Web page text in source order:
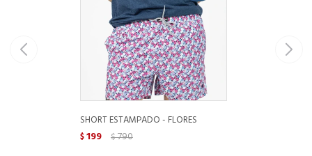
SHORT ESTAMPADO - FLORES
$199 $790